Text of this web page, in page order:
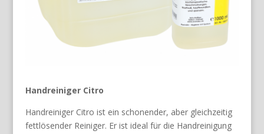
Handreiniger Citro
Handreiniger Citro ist ein schonender, aber gleichzeitig
fettlösender Reiniger. Er ist ideal für die Handreinigung